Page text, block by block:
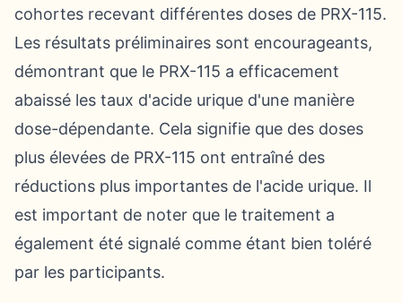
cohortes recevant différentes doses de PRX-115.
Les résultats préliminaires sont encourageants,
démontrant que le PRX-115 a efficacement
abaissé les taux d'acide urique d'une manière
dose-dépendante. Cela signifie que des doses
plus élevées de PRX-115 ont entraîné des
réductions plus importantes de l'acide urique. Il
est important de noter que le traitement a
également été signalé comme étant bien toléré
par les participants.